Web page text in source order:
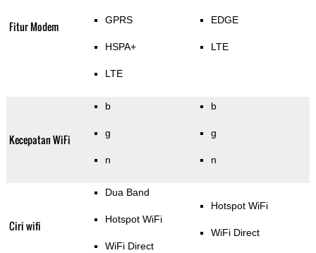
Fitur Modem GPRS
HSPA+
LTE
EDGE
LTE
Kecepatan WiFi
b
g
n
b
g
n
Ciri wifi
Dua Band
Hotspot WiFi
WiFi Direct
Hotspot WiFi
WiFi Direct